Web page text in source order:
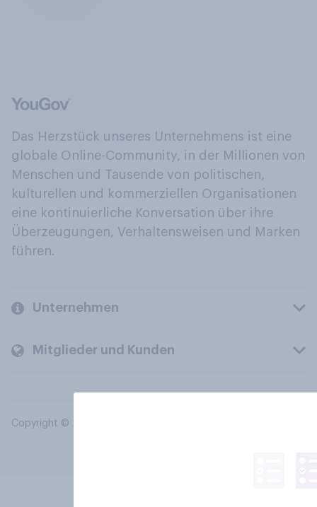
Das Herzstück unseres Unternehmens ist eine
globale Online-Community, in der Millionen von
Menschen und Tausende von politischen,
kulturellen und kommerziellen Organisationen
eine kontinuierliche Konversation über ihre
Überzeugungen, Verhaltensweisen und Marken
führen.
Unternehmen
Mitglieder und Kunden
Copyright © 2026 YouGov PLC. Alle Rechte vorbehalten.